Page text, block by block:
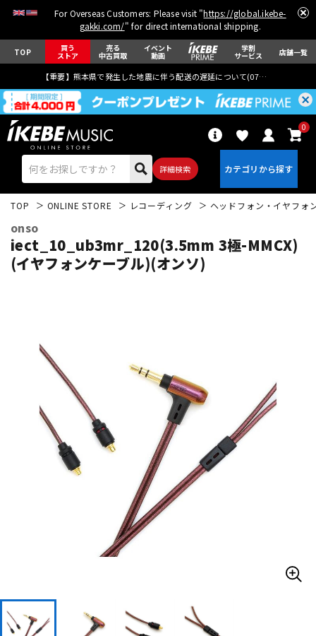
For Overseas Customers: Please visit "https://global.ikebe-
gakki.com/" for direct international shipping.
TOP 買う
ストア
売る
中古買取
イベント
動画
学割
サービス 店舗一覧
【重要】熊本県で発生した地震に伴う配送の遅延について(07月29日
詳細検索
0
ドラム パーカッション
キーボード 電子ピアノ
TOP ONLINE STORE レコーディング ヘッドフォン・イヤフォ
onso
iect_10_ub3mr_120(3.5mm 3極-MMCX)
(イヤフォンケーブル)(オンソ)